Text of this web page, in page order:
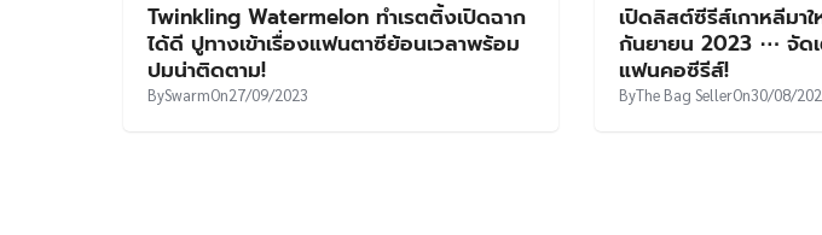
Twinkling Watermelon ทำเรตติ้งเปิดฉาก
ได้ดี ปูทางเข้าเรื่องแฟนตาซีย้อนเวลาพร้อม
ปมน่าติดตาม!
BySwarmOn27/09/2023
เปิดลิสต์ซีรีส์เกาหลีมาใ
กันยายน 2023 ⋯ จัดเ
แฟนคอซีรีส์!
ByThe Bag SellerOn30/08/